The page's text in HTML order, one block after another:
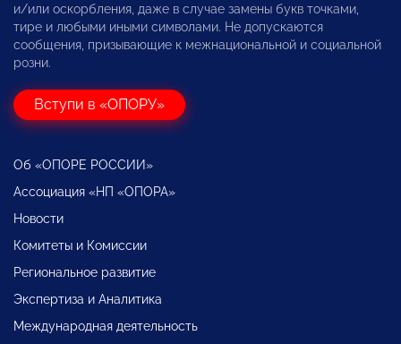
и/или оскорбления, даже в случае замены букв точками,
тире и любыми иными символами. Не допускаются
сообщения, призывающие к межнациональной и социальной
розни.
Вступи в «ОПОРУ»
Об «ОПОРЕ РОССИИ»
Ассоциация «НП «ОПОРА»
Новости
Комитеты и Комиссии
Региональное развитие
Экспертиза и Аналитика
Международная деятельность